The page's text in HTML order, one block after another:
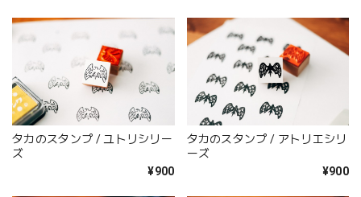
タカのスタンプ / ユトリシリー
ズ
¥900
タカのスタンプ / アトリエシリ
ーズ
¥900